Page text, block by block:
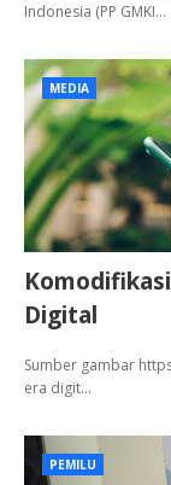
Indonesia (PP GMKI…
MEDIA
Digital
Sumber gambar
era digit…
PEMILU